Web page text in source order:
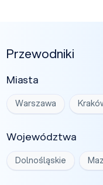
Przewodniki
Miasta
Warszawa
Województwa
Dolnośląskie